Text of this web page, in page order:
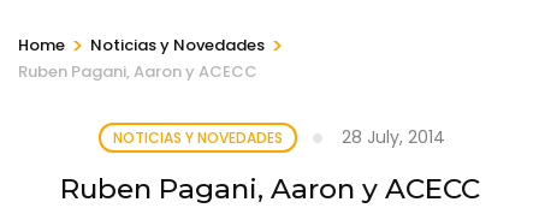
Home > Noticias y Novedades >
Ruben Pagani, Aaron y ACECC
NOTICIAS Y NOVEDADES 28 July, 2014
Ruben Pagani, Aaron y ACECC